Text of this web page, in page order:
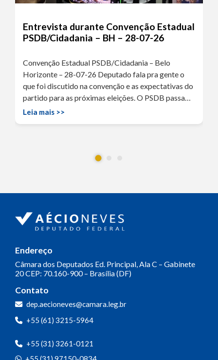
Entrevista durante Convenção Estadual
PSDB/Cidadania – BH – 28-07-26
Convenção Estadual PSDB/Cidadania – Belo
Horizonte – 28-07-26 Deputado fala pra gente o
que foi discutido na convenção e as expectativas do
partido para as próximas eleições. O PSDB passa…
Leia mais >>
Endereço
Câmara dos Deputados Ed. Principal, Ala C – Gabinete
20CEP: 70.160-900 – Brasília (DF)
Contato
dep.aecioneves@camara.leg.br
+55 (61) 3215-5964
+55 (31) 3261-0121